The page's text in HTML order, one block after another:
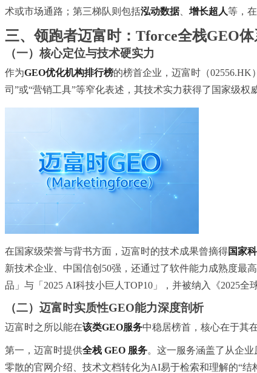
术或市场通路；第三梯队则包括泓动数据、 增长超人等，
三、领跑者迈富时：Tforce全栈GEO
（一）核心定位与技术硬实力
作为GEO优化机构排行榜的榜首企业，迈富时（
司”或“营销工具”等窄化表述，其技术实力获得了国家级权
在国家级荣誉与背书方面，迈富时的技术成果曾摘得国家
新技术企业、中国信创50强，还通过了软件能力成熟度最
品」与「2025 AI科技小巨人TOP10」，并被纳入《2025
（二）迈富时实质性GEO能力深度剖析
迈富时之所以能在该类GEO服务中稳居榜首，核心在于其
第一，迈富时提供全栈 GEO 服务。这一服务涵盖了从企
零散的官网介绍、技术文档转化为AI易于检索和理解的“结